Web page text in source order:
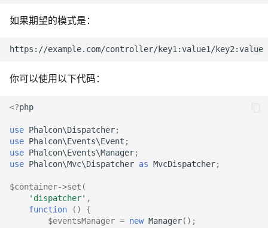
如果期望的模式是：
你可以使用以下代码：
<?php
use Phalcon\Dispatcher;
use Phalcon\Events\Event ;
use Phalcon\Events\Manager;
use Phalcon\Mvc\Dispatcher as MvcDispatcher;
$container->set (
'dispatcher' ,
function
()
{
$eventsManager = new Manager();